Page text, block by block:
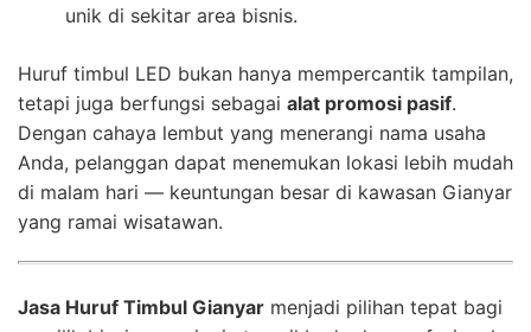
unik di sekitar area bisnis.
Huruf timbul LED bukan hanya mempercantik tampilan,
tetapi juga berfungsi sebagai alat promosi pasif.
Dengan cahaya lembut yang menerangi nama usaha
Anda, pelanggan dapat menemukan lokasi lebih mudah
di malam hari — keuntungan besar di kawasan Gianyar
yang ramai wisatawan.
Jasa Huruf Timbul Gianyar menjadi pilihan tepat bagi